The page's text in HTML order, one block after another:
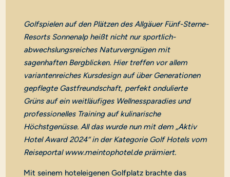
Golfspielen auf den Plätzen des Allgäuer Fünf-Sterne-
Resorts Sonnenalp heißt nicht nur sportlich-
abwechslungsreiches Naturvergnügen mit
sagenhaften Bergblicken. Hier treffen vor allem
variantenreiches Kursdesign auf über Generationen
gepflegte Gastfreundschaft, perfekt ondulierte
Grüns auf ein weitläufiges Wellnessparadies und
professionelles Training auf kulinarische
Höchstgenüsse. All das wurde nun mit dem „Aktiv
Hotel Award 2024“ in der Kategorie Golf Hotels vom
Reiseportal www.meintophotel.de prämiert.
Mit seinem hoteleigenen Golfplatz brachte das